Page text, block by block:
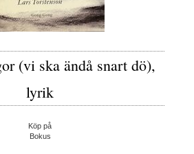
(vi ska ändå snart dö),
lyrik
Köp på
Bokus